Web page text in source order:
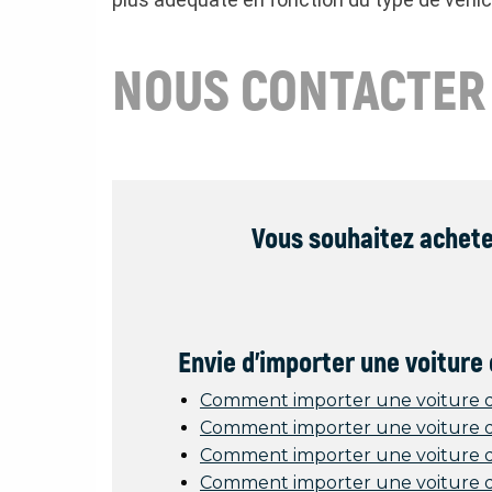
NOUS CONTACTER
Vous souhaitez
Envie d'importer une voiture
Comment importer une voiture
Comment importer une voiture
Comment importer une voiture
Comment importer une voiture